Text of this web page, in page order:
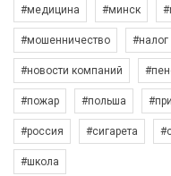
#медицина #минск
#мошенничество #налог
#новости компаний
#пожар #польша
#россия #сигарета
#школа